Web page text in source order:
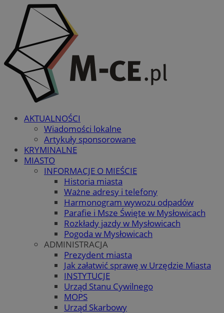
AKTUALNOŚCI
Wiadomości lokalne
Artykuły sponsorowane
KRYMINALNE
MIASTO
INFORMACJE O MIEŚCIE
Historia miasta
Ważne adresy i telefony
Harmonogram wywozu odpadów
Parafie i Msze Święte w Mysłowicach
Rozkłady jazdy w Mysłowicach
Pogoda w Mysłowicach
ADMINISTRACJA
Prezydent miasta
Jak załatwić sprawę w Urzędzie Miasta
INSTYTUCJE
Urząd Stanu Cywilnego
MOPS
Urząd Skarbowy